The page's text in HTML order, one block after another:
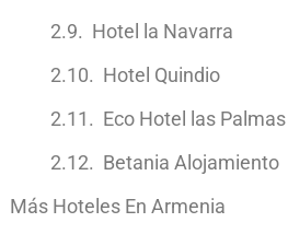
Hotel la Navarra
Hotel Quindio
Eco Hotel las Palmas
Betania Alojamiento
Más Hoteles En Armenia